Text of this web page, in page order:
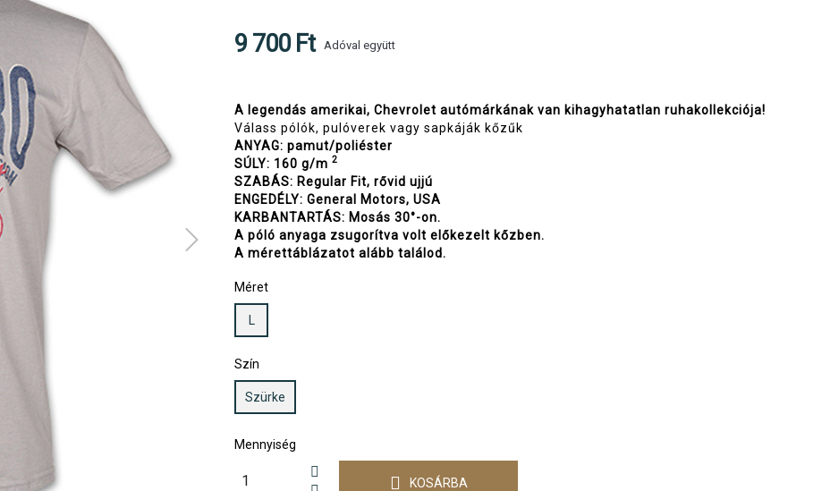
9 700 Ft Adóval együtt
A legendás amerikai, Chevrolet autómárkának van kihagyhatatlan ruhakollekciója!
Válass pólók, pulóverek vagy sapkáják kőzűk
ANYAG: pamut/poliéster
SÚLY: 160 g/m 2
SZABÁS: Regular Fit, rővid ujjú
ENGEDÉLY: General Motors, USA
KARBANTARTÁS: Mosás 30°-on.
A póló anyaga zsugorítva volt előkezelt kőzben.
A mérettáblázatot alább találod.
Méret
L
Szín
Szürke
Mennyiség
KOSÁRBA